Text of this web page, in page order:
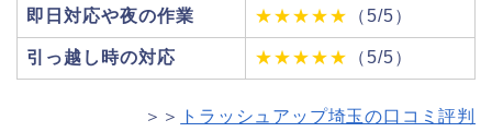
即日対応や夜の作業 ★★★★★ （5/5）
引っ越し時の対応 ★★★★★ （5/5）
＞＞ トラッシュアップ埼玉の口コミ評判